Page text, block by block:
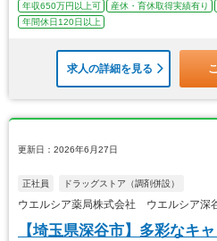
年収650万円以上可 産休・育休取得実績有り
年間休日120日以上
求人の詳細を見る
更新日：2026年6月27日
正社員 ドラッグストア（調剤併設）
ウエルシア薬局株式会社 ウエルシア深
【埼玉県深谷市】多彩なキ